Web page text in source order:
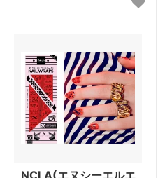
NCLA(エヌシーエルエ